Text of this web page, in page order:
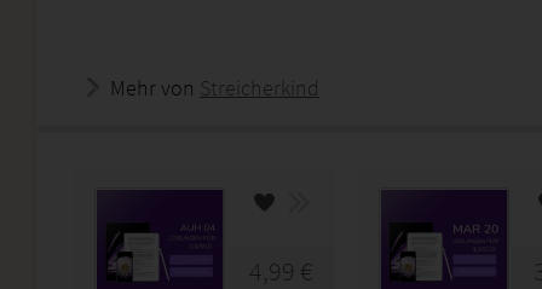
Mehr von Streicherkind
4,99 €